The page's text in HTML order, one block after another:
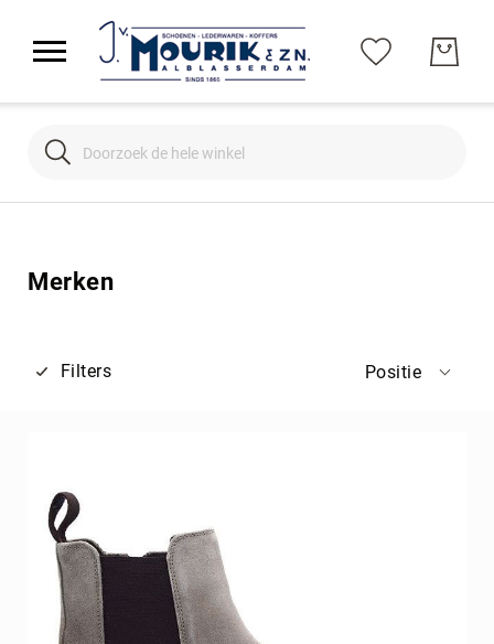
Search
Merken
Filters Positie